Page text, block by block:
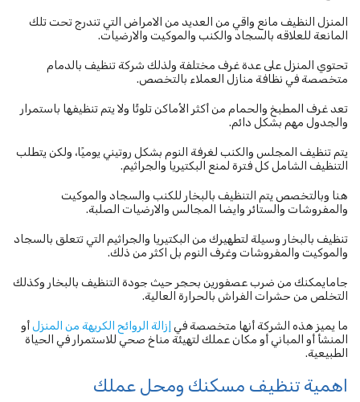
المنزل النظيف مانع واقي من العديد من الامراض التي تندرج تحت تلك
المانعة للعلاقه بالسجاد والكنب والموكيت والارضيات.
تحتوي المنزل على عدة غرف مختلفة ولذلك شركة تنظيف بالدمام
متخصصة في نظافة منازل العملاء بالتخصص.
تعد غرف المطبخ والحمام من أكثر الأماكن تلوثًا ولا يتم تنظيفها باستمرار
والجدول مهم بشكل دائم.
يتم تنظيف المجلس والكنب لغرفة النوم بشكل روتيني يوميًا، ولكن يتطلب
التنظيف الشامل كل فترة لمنع البكتيريا والجراثيم.
هنا وبالتخصص يتم التنظيف بالبخار للكنب والسجاد والموكيت
والمفروشات والستائر وايضا المجالس والارضيات الصلبة.
تنظيف بالبخار وسيلة لتطهيرك من البكتيريا والجراثيم التي تتعلق بالسجاد
والموكيت والمفروشات وغرف النوم بل اكثر من ذلك.
جامايمكنك من ضرب عصفورين بحجر حيث جودة التنظيف بالبخار وكذلك
التخلص من حشرات الفراش بالحرارة العالية.
ما يميز هذه الشركة أنها متخصصة في إزالة الروائح الكريهة من المنزلأو
المنشأ أو المباني أو مكان عملك لتهيئة مناخ صحي للاستمرار في الحياة
الطبيعية.
اهمية تنظيف مسكنك ومحل عملك